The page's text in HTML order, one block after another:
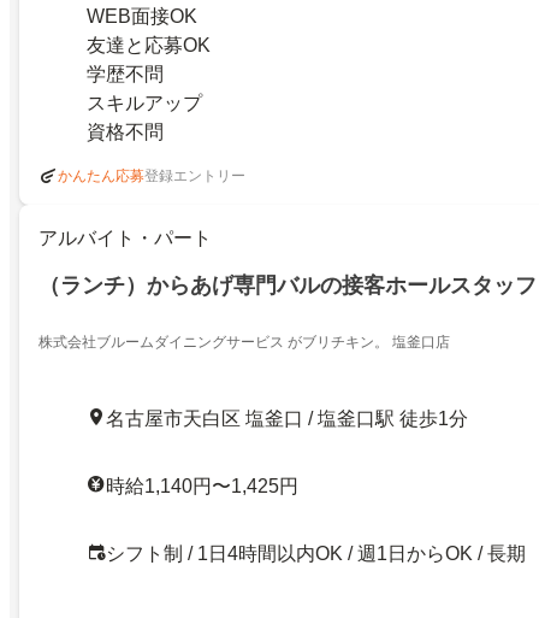
WEB面接OK
友達と応募OK
学歴不問
スキルアップ
資格不問
かんたん応募登録エントリー
アルバイト・パート
（ランチ）からあげ専門バルの接客ホールスタッフ
株式会社ブルームダイニングサービス がブリチキン。 塩釜口店
名古屋市天白区 塩釜口 / 塩釜口駅 徒歩1分
時給1,140円〜1,425円
シフト制 / 1日4時間以内OK / 週1日からOK / 長期